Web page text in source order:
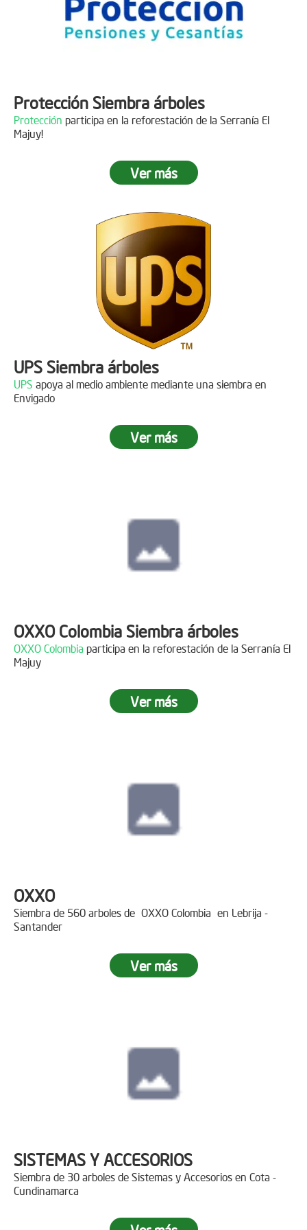
DINISSANpor plantar 400 árboles en el páramo de
Protección Siembra árboles
Protección participa en la reforestación de la Serranía El
Majuy!
Ver más
UPS Siembra árboles
UPS apoya al medio ambiente mediante una siembra en
Envigado
Ver más
OXXO Colombia Siembra árboles
OXXO Colombia participa en la reforestación de la Serranía El
Majuy
Ver más
OXXO
Siembra de 560 arboles de OXXO Colombia en Lebrija -
Santander
Ver más
SISTEMAS Y ACCESORIOS
Siembra de 30 arboles de Sistemas y Accesorios en Cota -
Cundinamarca